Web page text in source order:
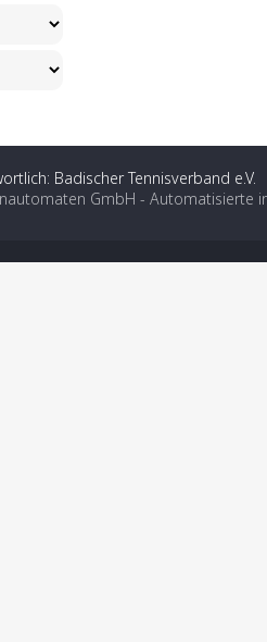
Badischer Tennisverband e.V.
GmbH - Automatisierte